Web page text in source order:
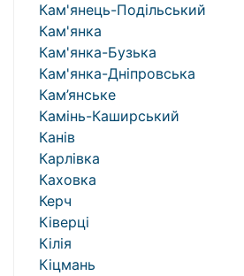
Кам'янець-Подільський
Кам'янка
Кам'янка-Бузька
Кам'янка-Дніпровська
Кам’янське
Камінь-Каширський
Канів
Карлівка
Каховка
Керч
Ківерці
Кілія
Кіцмань